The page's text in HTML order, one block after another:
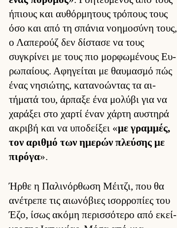
ήπιους και αυ­θόρ­μητους τρόπους τους
όσο και από τη σπάνια νοη­μοσύνη τους,
ο Λαπερούζ δεν δίστασε να τους
συγκρίνει με τους πιο μορ­φωμένους Ευ­
ρωπαί­ους. Αφηγεί­ται με θαυ­μασμό πώς
ένας νησιώτης, κατανοώντας τα αι­
τήματά του, άρ­παξε ένα μολύβι για να
χαράξει στο χαρτί έναν χάρτη αυ­στηρά
ακριβή και να υποδεί­ξει «με γραμ­μές,
τον αριθμό των ημερών πλεύ­σης με
πιρόγα».
Ήρθε η Παλινόρ­θωση Μέιτζι, που θα
ανέτρεπε τις αιω­νόβιες ισορ­ροπίες του
Έζο, ίσως ακόμη περισ­σότερο από εκεί­